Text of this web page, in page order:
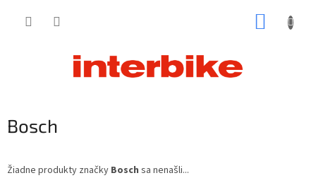
Bosch
Žiadne produkty značky Bosch sa nenašli...